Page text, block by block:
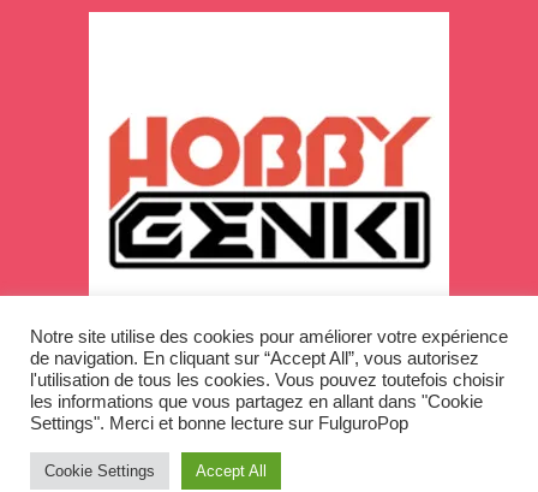
Notre site utilise des cookies pour améliorer votre expérience
de navigation. En cliquant sur “Accept All”, vous autorisez
l'utilisation de tous les cookies. Vous pouvez toutefois choisir
les informations que vous partagez en allant dans "Cookie
Settings". Merci et bonne lecture sur FulguroPop
Cookie Settings Accept All